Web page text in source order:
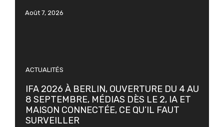
Août 7, 2026
ACTUALITÉS
IFA 2026 À BERLIN, OUVERTURE DU 4 AU
8 SEPTEMBRE, MÉDIAS DÈS LE 2, IA ET
MAISON CONNECTÉE, CE QU’IL FAUT
SURVEILLER